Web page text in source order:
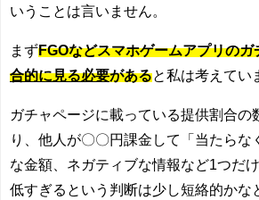
いうことは言いません。
まずFGOなどスマホゲームアプリのガ
合的に見る必要があると私は考えてい
ガチャページに載っている提供割合の
り、他人が〇〇円課金して「当たらな
な金額、ネガティブな情報など1つだ
低すぎるという判断は少し短絡的かな